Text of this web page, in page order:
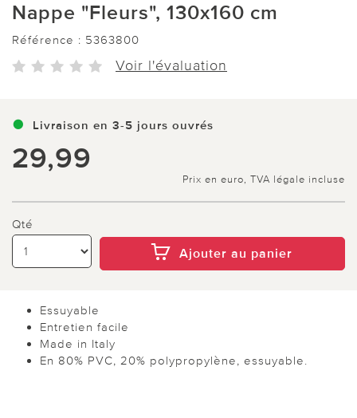
Nappe "Fleurs", 130x160 cm
Référence : 5363800
Voir l'évaluation
Livraison en 3-5 jours ouvrés
29,99
Prix en euro, TVA légale incluse
Qté
Ajouter au panier
Essuyable
Entretien facile
Made in Italy
En 80% PVC, 20% polypropylène, essuyable.